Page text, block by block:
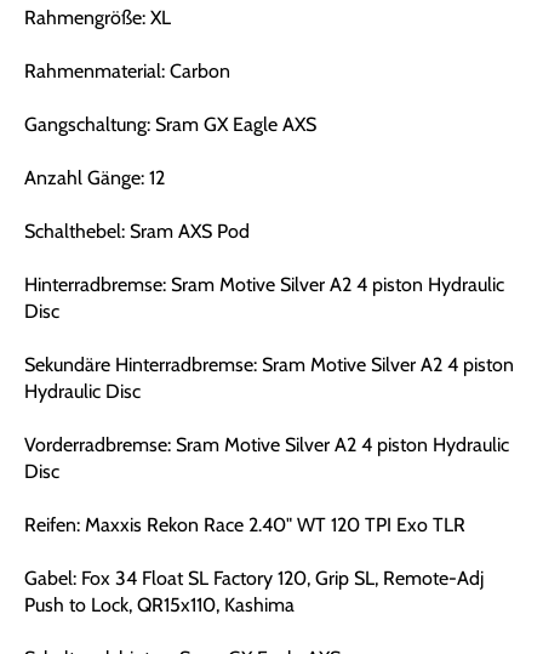
Rahmengröße: XL
Rahmenmaterial: Carbon
Gangschaltung: Sram GX Eagle AXS
Anzahl Gänge: 12
Schalthebel: Sram AXS Pod
Hinterradbremse: Sram Motive Silver A2 4 piston Hydraulic
Disc
Sekundäre Hinterradbremse: Sram Motive Silver A2 4 piston
Hydraulic Disc
Vorderradbremse: Sram Motive Silver A2 4 piston Hydraulic
Disc
Reifen: Maxxis Rekon Race 2.40" WT 120 TPI Exo TLR
Gabel: Fox 34 Float SL Factory 120, Grip SL, Remote-Adj
Push to Lock, QR15x110, Kashima